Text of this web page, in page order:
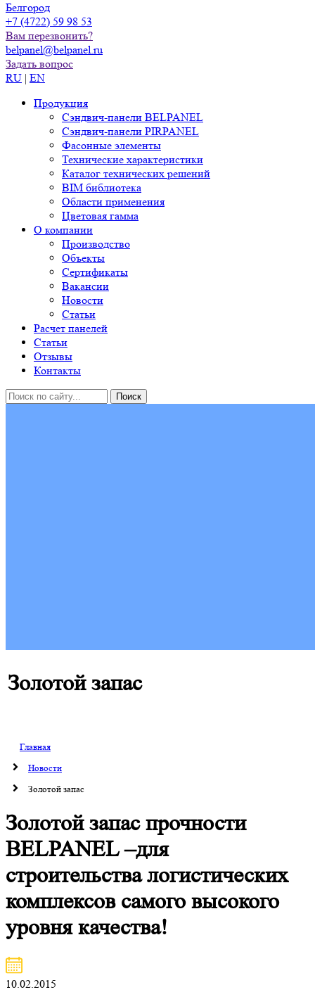
Белгород
+7 (4722) 59 98 53
Вам перезвонить?
belpanel@belpanel.ru
Задать вопрос
RU | EN
Продукция
Сэндвич-панели BELPANEL
Сэндвич-панели PIRPANEL
Фасонные элементы
Технические характеристики
Каталог технических решений
BIM библиотека
Области применения
Цветовая гамма
О компании
Производство
Объекты
Сертификаты
Вакансии
Новости
Статьи
Расчет панелей
Статьи
Отзывы
Контакты
Золотой запас
Главная
Новости
Золотой запас
Золотой запас прочности
BELPANEL –для
строительства логистических
комплексов самого высокого
уровня качества!
10.02.2015